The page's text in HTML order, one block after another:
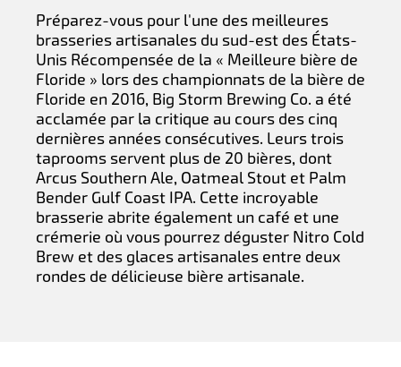
Préparez-vous pour l'une des meilleures
brasseries artisanales du sud-est des États-
Unis Récompensée de la « Meilleure bière de
Floride » lors des championnats de la bière de
Floride en 2016, Big Storm Brewing Co. a été
acclamée par la critique au cours des cinq
dernières années consécutives. Leurs trois
taprooms servent plus de 20 bières, dont
Arcus Southern Ale, Oatmeal Stout et Palm
Bender Gulf Coast IPA. Cette incroyable
brasserie abrite également un café et une
crémerie où vous pourrez déguster Nitro Cold
Brew et des glaces artisanales entre deux
rondes de délicieuse bière artisanale.